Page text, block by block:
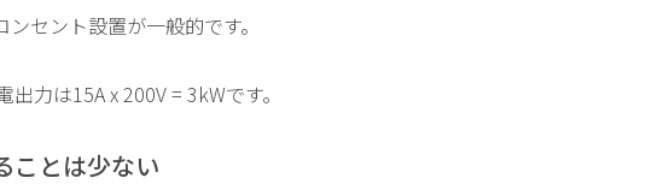
セント設置が一般的です。
力は15A x 200V = 3kWです。
ことは少ない